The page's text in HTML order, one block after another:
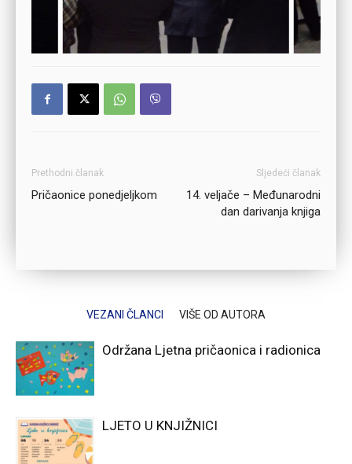
Prethodni članak
Pričaonice ponedjeljkom
Sljedeći članak
14. veljače – Međunarodni
dan darivanja knjiga
VEZANI ČLANCI VIŠE OD AUTORA
Održana Ljetna pričaonica i radionica
LJETO U KNJIŽNICI